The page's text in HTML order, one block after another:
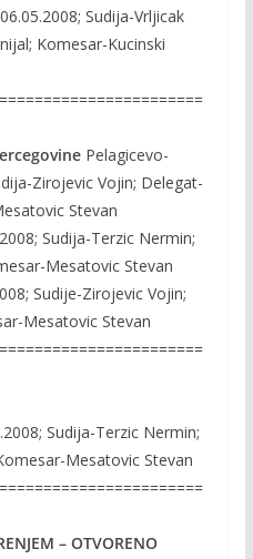
Sudija-Vrljicak
Komesar-Kucinski
Pelagicevo-
Zirojevic Vojin; Delegat-
Stevan
Sudija-Terzic Nermin;
Mesatovic Stevan
Sudije-Zirojevic Vojin;
Mesatovic Stevan
Sudija-Terzic Nermin;
Mesatovic Stevan
– OTVORENO